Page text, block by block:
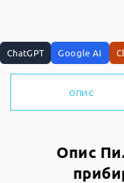
ChatGPT Google AI
ОПИС
Опис